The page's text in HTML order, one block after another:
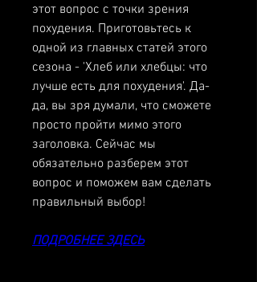
этот вопрос с точки зрения
похудения. Приготовьтесь к
одной из главных статей этого
сезона - 'Хлеб или хлебцы: что
лучше есть для похудения'. Да-
да, вы зря думали, что сможете
просто пройти мимо этого
заголовка. Сейчас мы
обязательно разберем этот
вопрос и поможем вам сделать
правильный выбор!
ПОДРОБНЕЕ ЗДЕСЬ